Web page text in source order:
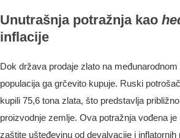
Unutrašnja potražnja kao
inflacije
Dok država prodaje zlato na
populacija ga grčevito kupuje. Ruski
kupili 75,6 tona zlata, što predstavlja
proizvodnje zemlje. Ova potražnja vođena
zaštite ušteđevinu od devalvacije i